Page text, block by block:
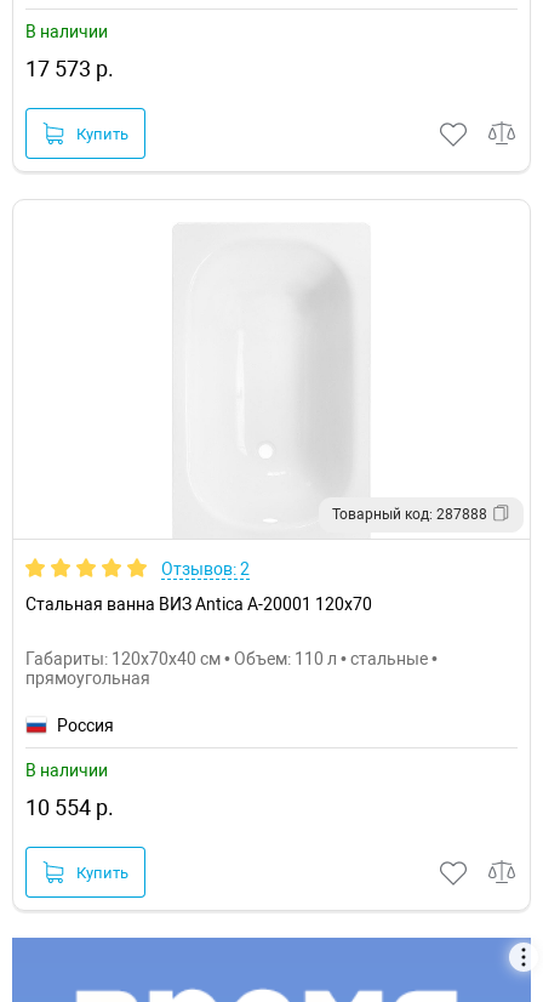
В наличии
17 573 р.
Купить
Товарный код: 287888
Отзывов: 2
Стальная ванна ВИЗ Antica А-20001 120х70
Габариты: 120x70x40 см • Объем: 110 л • стальные •
прямоугольная
Россия
В наличии
10 554 р.
Купить